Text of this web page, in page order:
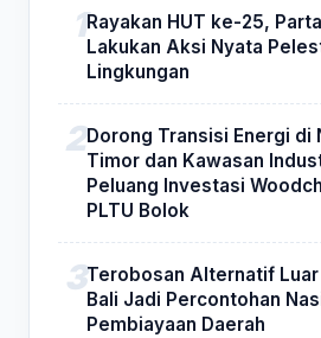
Rayakan HUT ke-25,
Lakukan Aksi Nyata
Lingkungan
Dorong Transisi Energi di
Timor dan Kawasan
Peluang Investasi
PLTU Bolok
Terobosan Alternatif Luar
Bali Jadi Percontohan
Pembiayaan Daerah